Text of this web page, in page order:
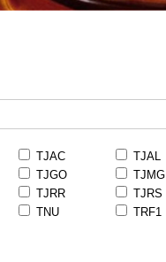
TJAC TJAL
TJGO TJMG
TJRR TJRS
TNU TRF1